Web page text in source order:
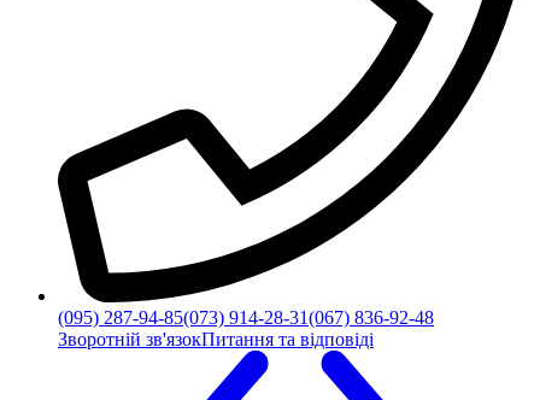
(095) 287-94-85(073) 914-28-31(067) 836-92-48
Зворотній зв'язокПитання та відповіді